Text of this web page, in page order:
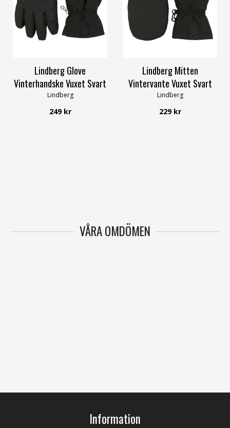
7
Lindberg Glove
Vinterhandske Vuxet Svart
Lindberg
249 kr
8
Lindberg Mitten
Vintervante Vuxet Svart
Lindberg
229 kr
VÅRA OMDÖMEN
Information